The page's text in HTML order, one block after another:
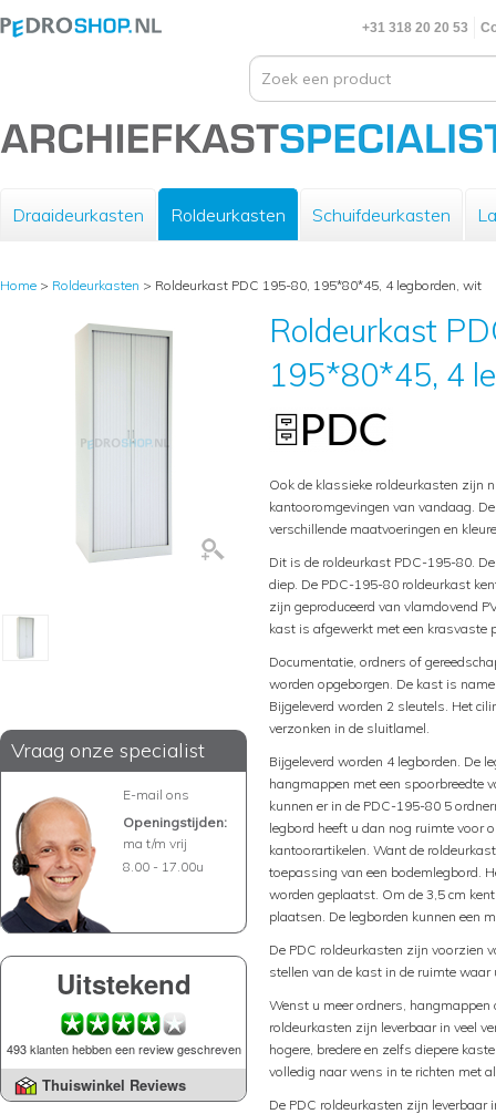
+31 318 20 20 53
Draaideurkasten Roldeurkasten Schuifdeurkasten
Home > Roldeurkasten > Roldeurkast PDC 195-80, 195*80*45, 4 legborden, wit
Vraag onze specialist
E-mail ons
Openingstijden:
ma t/m vrij
8.00 - 17.00u
Uitstekend
493 klanten hebben een review geschreven
Thuiswinkel Reviews
Roldeurkast
195*80*45, 4
Ook de klassieke roldeurkasten zijn
kantooromgevingen van vandaag.
verschillende maatvoeringen en
Dit is de roldeurkast PDC-195-80.
diep. De PDC-195-80 roldeurkast
zijn geproduceerd van vlamdovend
kast is afgewerkt met een krasvaste
Documentatie, ordners of
worden opgeborgen. De kast is
Bijgeleverd worden 2 sleutels. Het
verzonken in de sluitlamel.
Bijgeleverd worden 4 legborden. De
hangmappen met een spoorbreedte
kunnen er in de PDC-195-80 5
legbord heeft u dan nog ruimte voor
kantoorartikelen. Want de
toepassing van een bodemlegbord.
worden geplaatst. Om de 3,5 cm
plaatsen. De legborden kunnen een
De PDC roldeurkasten zijn voorzien
stellen van de kast in de ruimte
Wenst u meer ordners, hangmappen
roldeurkasten zijn leverbaar in veel
hogere, bredere en zelfs diepere
volledig naar wens in te richten met
De PDC roldeurkasten zijn